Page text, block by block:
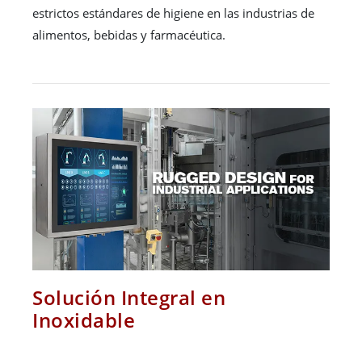
estrictos estándares de higiene en las industrias de
alimentos, bebidas y farmacéutica.
Solución Integral en
Inoxidable